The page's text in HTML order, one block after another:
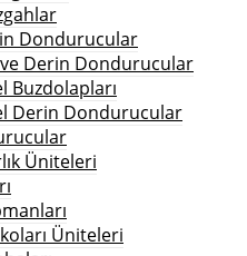
Dondurucular
ve Derin Dondurucular
Buzdolapları
Derin Dondurucular
Üniteleri
Üniteleri